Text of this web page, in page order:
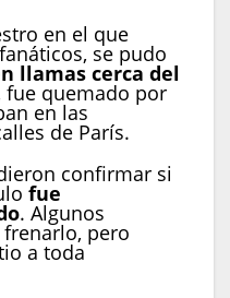
en el que
se pudo
llamas cerca del
fue quemado por
en las
de París.
confirmar si
fue
. Algunos
pero
a toda